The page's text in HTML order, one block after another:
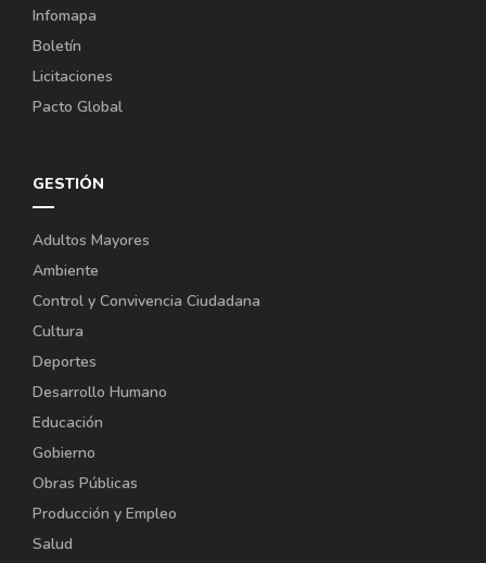
Infomapa
Boletín
Licitaciones
Pacto Global
GESTIÓN
Adultos Mayores
Ambiente
Control y Convivencia Ciudadana
Cultura
Deportes
Desarrollo Humano
Educación
Gobierno
Obras Públicas
Producción y Empleo
Salud